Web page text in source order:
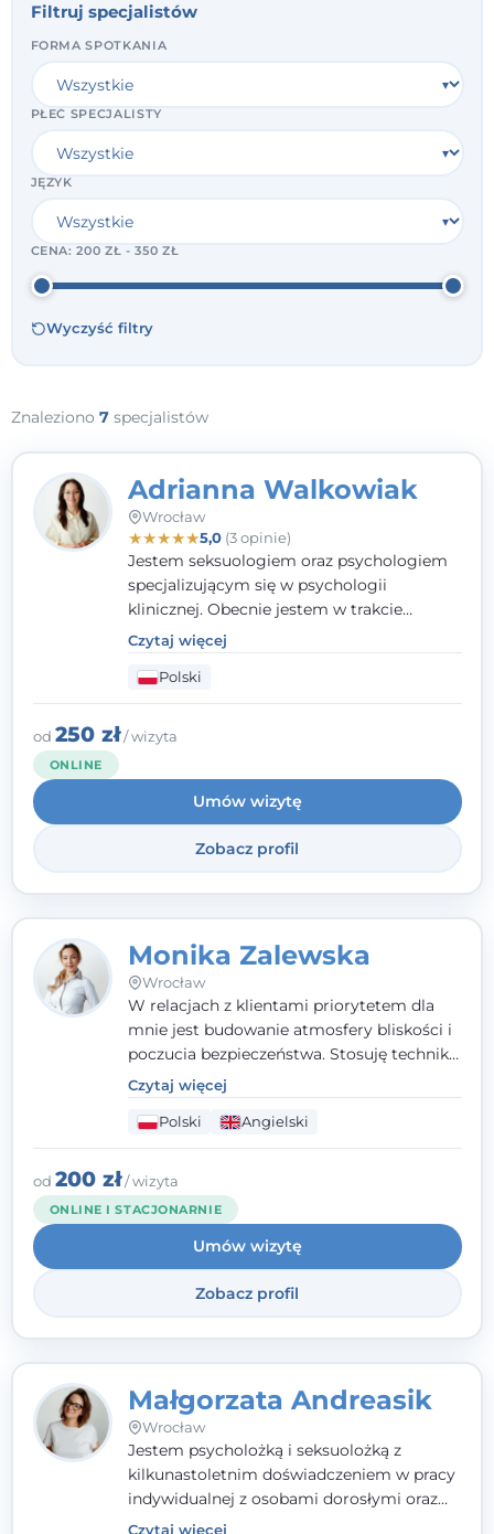
Filtruj specjalistów
FORMA SPOTKANIA
PŁEĆ SPECJALISTY
JĘZYK
CENA:200 ZŁ - 350 ZŁ
Wyczyść filtry
Znaleziono 7 specjalistów
Adrianna Walkowiak
Wrocław
★★★★★5,0(3 opinie)
Jestem seksuologiem oraz psychologiem
specjalizującym się w psychologii
klinicznej. Obecnie jestem w trakcie
szkolenia na psychoterapeutę
systemowego. Posiadam status członka
nadzwyczajnego Wielkopolskiego
TowarzystwaTerapii Systemowejoraz
należę do Polskiego Towarzystwa
pierwszym miejscu stawiam budowanie
atmosfery bezpieczeństwa i zrozumienia w
relacjach z Klientami. Istotna dla nie jest
również koncentracja na dostępnych
zasobach.
Czytaj więcej
Polski
od 250 zł/ wizyta
ONLINE
Umów wizytę
Zobacz profil
Monika Zalewska
Wrocław
W relacjach z klientami priorytetem dla
mnie jest budowanie atmosfery bliskości i
poczucia bezpieczeństwa. Stosuję techniki
poznawczo-behawioralne oraz metody,
które koncentrują się na rozwiązaniach
(TSR). Te polegają na osiąganiu
zamierzonych celów (doprowadzeniu do
rozwiązania trudnych sytuacji) poprzez
identyfikowanie i wzmacnianie zasobów
oraz mocnych stron klienta. W swojej
pracy korzystam także z metod dialogu
motywacyjnego itreningu uważności.
Czytaj więcej
Polski Angielski
od 200 zł/ wizyta
ONLINE I STACJONARNIE
Umów wizytę
Zobacz profil
Małgorzata Andreasik
Wrocław
Jestem psycholożką i seksuolożką z
kilkunastoletnim doświadczeniem w pracy
indywidualnej z osobami dorosłymi oraz
parami. Specjalizuję się w obszarze zdrowia
Czytaj więcej